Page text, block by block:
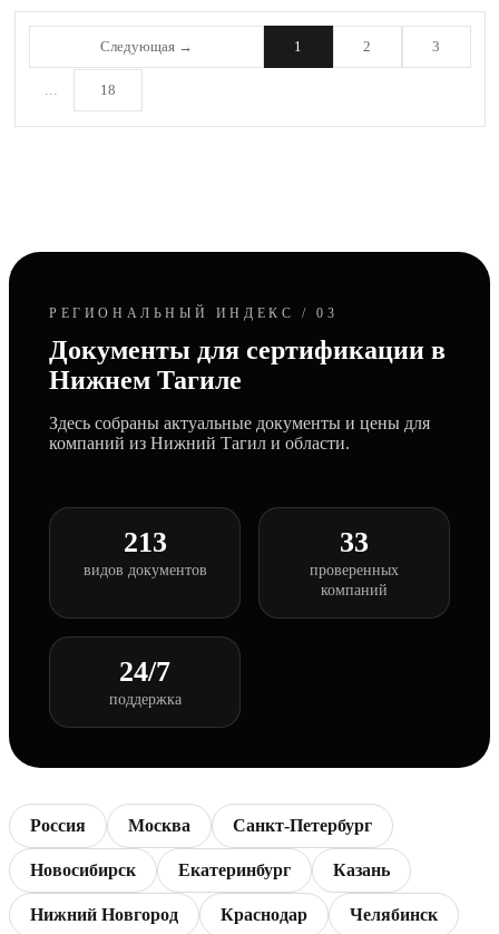
1 2 3
... 18
Следующая →
РЕГИОНАЛЬНЫЙ ИНДЕКС / 03
Документы для сертификации в
Нижнем Тагиле
Здесь собраны актуальные документы и цены для
компаний из Нижний Тагил и области.
213
видов документов
33
проверенных
компаний
24/7
поддержка
Россия Москва Санкт-Петербург
Новосибирск Екатеринбург Казань
Нижний Новгород Краснодар Челябинск